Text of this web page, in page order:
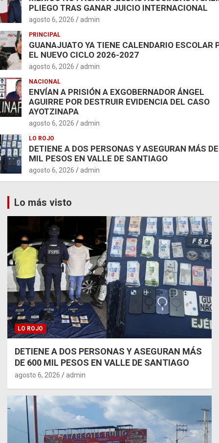
PLIEGO TRAS GANAR JUICIO INTERNACIONAL
agosto 6, 2026 admin
PRINCIPAL
GUANAJUATO YA TIENE CALENDARIO ESCOLAR
EL NUEVO CICLO 2026-2027
agosto 6, 2026 admin
NACIONAL
ENVÍAN A PRISIÓN A EXGOBERNADOR ÁNGEL
AGUIRRE POR DESTRUIR EVIDENCIA DEL CASO
AYOTZINAPA
agosto 6, 2026 admin
LO ROJO
DETIENE A DOS PERSONAS Y ASEGURAN MÁS
MIL PESOS EN VALLE DE SANTIAGO
agosto 6, 2026 admin
Lo más visto
LO ROJO
DETIENE A DOS PERSONAS Y ASEGURAN MÁS
DE 600 MIL PESOS EN VALLE DE SANTIAGO
agosto 6, 2026 admin